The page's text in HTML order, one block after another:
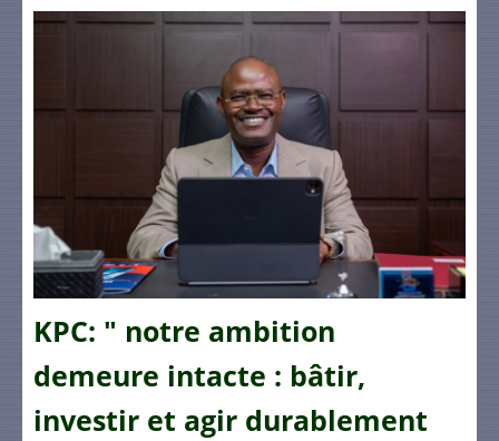
KPC: " notre ambition
demeure intacte : bâtir,
investir et agir durablement